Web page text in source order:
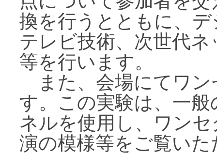
換を行うとともに、
テレビ技術、次世代
等を行います。
また、会場にてワン
す。この実験は、一
ネルを使用し、ワン
演の模様等をご覧い